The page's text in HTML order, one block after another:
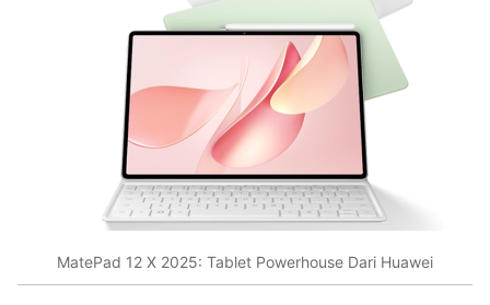
MatePad 12 X 2025: Tablet Powerhouse Dari Huawei